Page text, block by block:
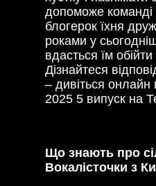
допоможе команді
блогерок їхня
роками у
вдасться їм
Дізнайтеся
– дивіться
2025 5 випуск на
Що знають про
Вокалісточки з